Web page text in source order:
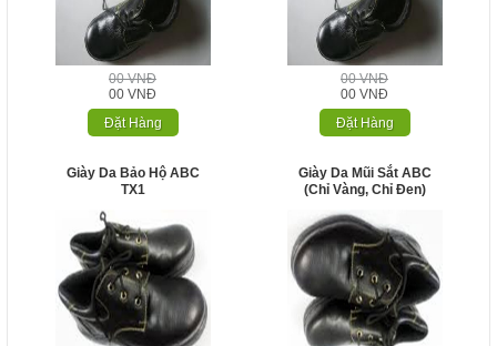
00 VNĐ
00 VNĐ
Đặt Hàng
00 VNĐ
00 VNĐ
Đặt Hàng
Giày Da Bảo Hộ ABC
TX1
Giày Da Mũi Sắt ABC
(chỉ Vàng, Chỉ Đen)